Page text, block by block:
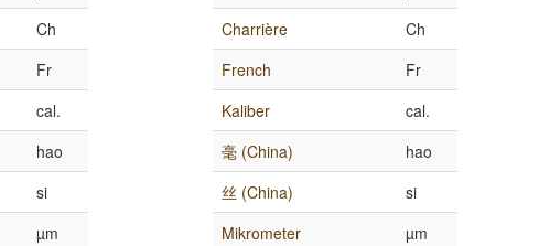
Ch
Fr
cal.
hao
si
µm
Charrière
Ch
French
Fr
Kaliber
cal.
毫 (China)
hao
丝 (China)
si
Mikrometer
µm